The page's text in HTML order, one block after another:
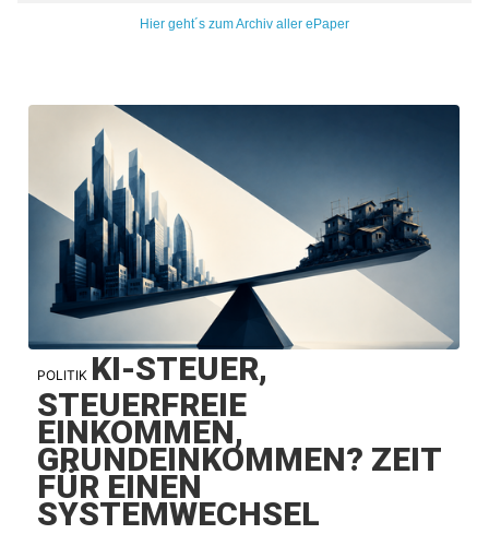
Hier geht´s zum Archiv aller ePaper
POLITIK KI-STEUER,
STEUERFREIE
EINKOMMEN,
GRUNDEINKOMMEN? ZEIT
FÜR EINEN
SYSTEMWECHSEL